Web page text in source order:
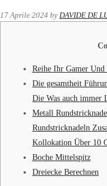
17 Aprile 2024 by DAVIDE DE
Reihe Ihr Gamer Und
Die gesamtheit
Die Was auch immer
Metall
Rundstricknadeln
Kollokation Über 10
Boche Mittelspitz
Dreiecke Berechnen